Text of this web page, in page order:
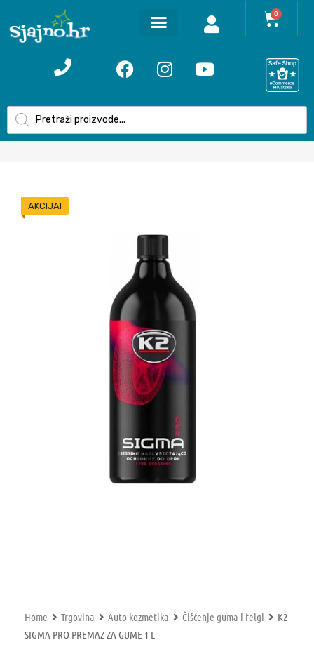
0
Home Trgovina Auto kozmetika Čišćenje guma i felgi
K2
SIGMA PRO PREMAZ ZA GUME 1 L
AKCIJA!